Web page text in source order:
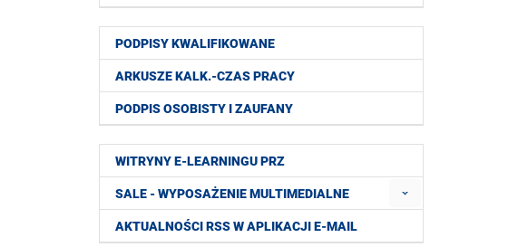
PODPISY KWALIFIKOWANE
ARKUSZE KALK.-CZAS PRACY
PODPIS OSOBISTY I ZAUFANY
WITRYNY E-LEARNINGU PRZ
SALE - WYPOSAŻENIE MULTIMEDIALNE
AKTUALNOŚCI RSS W APLIKACJI E-MAIL